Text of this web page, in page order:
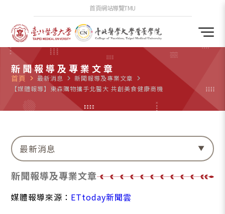
首頁網站導覽TMU
新聞報導及專業文章
首頁 navigate_next 最新消息 navigate_next 新聞報導及專業文章 navigate_next
【媒體報導】東森購物攜手北醫大 共創美食健康商機
最新消息
新聞報導及專業文章
媒體報導來源： ETtoday新聞雲